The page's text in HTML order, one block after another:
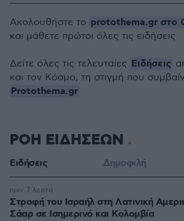
Ακολουθήστε το protothema.gr στο
και μάθετε πρώτοι όλες τις ειδήσεις
Δείτε όλες τις τελευταίες Ειδήσεις
και τον Κόσμο, τη στιγμή που
Protothema.gr
ΡΟΗ ΕΙΔΗΣΕΩΝ
Ειδήσεις Δημοφιλή
Στροφή του Ισραήλ στη Λατινική
Σάαρ σε Ισημερινό και Κολομβία
πριν 7 λεπτά